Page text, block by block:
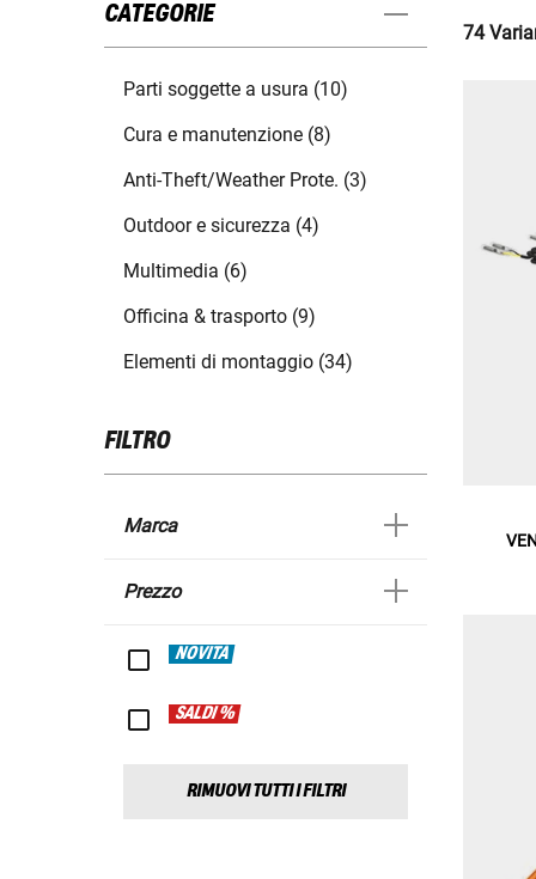
CATEGORIE
Parti soggette a usura (10)
Cura e manutenzione (8)
Anti-Theft/Weather Prote. (3)
Outdoor e sicurezza (4)
Multimedia (6)
Officina & trasporto (9)
Elementi di montaggio (34)
FILTRO
Marca
Prezzo
NOVITÀ
SALDI %
RIMUOVI TUTTI I FILTRI
74